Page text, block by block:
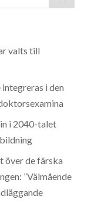
valts till
i den
i 2040-talet
över de färska
”Välmående